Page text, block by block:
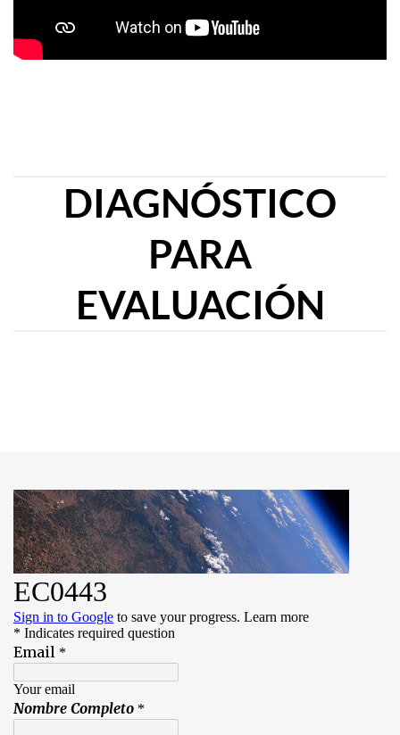
favorable.
DIAGNÓSTICO
PARA
EVALUACIÓN